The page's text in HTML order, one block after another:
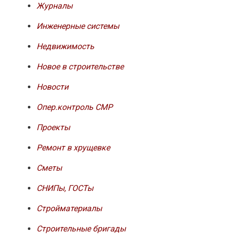
Журналы
Инженерные системы
Недвижимость
Новое в строительстве
Новости
Опер.контроль СМР
Проекты
Ремонт в хрущевке
Сметы
СНИПы, ГОСТы
Стройматериалы
Строительные бригады